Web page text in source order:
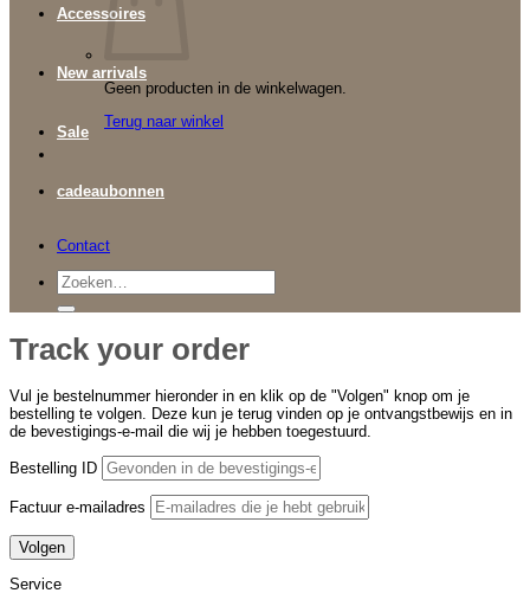
Geen producten in de winkelwagen.
Terug naar winkel
Accessoires
New arrivals
Sale
cadeaubonnen
Contact
Zoeken
naar:
Track your order
Vul je bestelnummer hieronder in en klik op de "Volgen" knop om je
bestelling te volgen. Deze kun je terug vinden op je ontvangstbewijs en in
de bevestigings-e-mail die wij je hebben toegestuurd.
Bestelling ID
Factuur e-mailadres
Volgen
Service